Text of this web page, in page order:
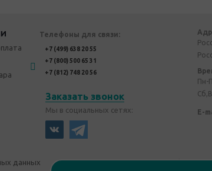
Телефоны для связи:
+7 (499) 638 20 55
+7 (800) 500 65 31
+7 (812) 748 20 56
Заказать звонок
Мы в социальных сетях:
Пн-
E-
данных Политика